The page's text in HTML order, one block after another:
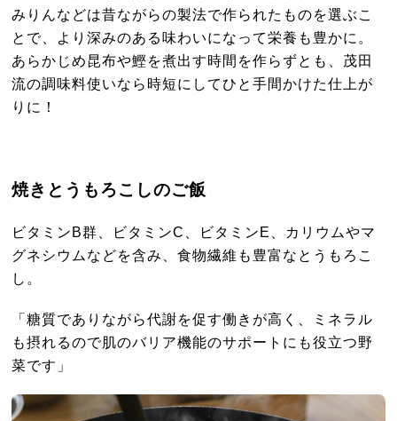
みりんなどは昔ながらの製法で作られたものを選ぶこ
とで、より深みのある味わいになって栄養も豊かに。
あらかじめ昆布や鰹を煮出す時間を作らずとも、茂田
流の調味料使いなら時短にしてひと手間かけた仕上が
りに！
焼きとうもろこしのご飯
ビタミンB群、ビタミンC、ビタミンE、カリウムやマ
グネシウムなどを含み、食物繊維も豊富なとうもろこ
し。
「糖質でありながら代謝を促す働きが高く、ミネラル
も摂れるので肌のバリア機能のサポートにも役立つ野
菜です」